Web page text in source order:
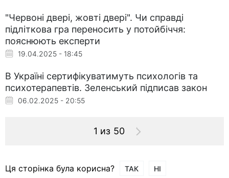
"Червоні двері, жовті двері". Чи справді
підліткова гра переносить у потойбіччя:
пояснюють експерти
19.04.2025 - 18:45
В Україні сертифікуватимуть психологів та
психотерапевтів. Зеленський підписав закон
06.02.2025 - 20:55
1 из 50
Ця сторінка була корисна? ТАК НІ